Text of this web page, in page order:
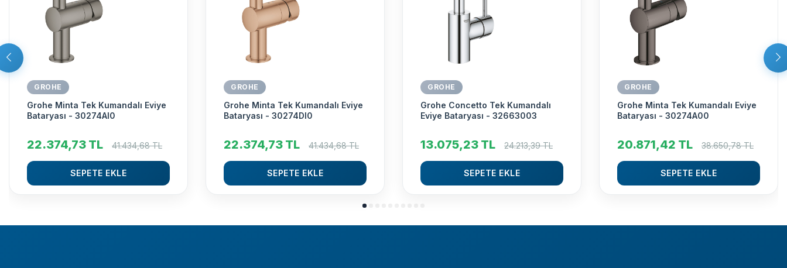
GROHE
Grohe Minta Tek Kumandalı Eviye
Bataryası - 30274Al0
22.374,73 TL 41.434,68TL
SEPETE EKLE
GROHE
Grohe Minta Tek Kumandalı Eviye
Bataryası - 30274Dl0
22.374,73 TL 41.434,68TL
SEPETE EKLE
GROHE
Grohe Concetto Tek Kumandalı
Eviye Bataryası - 32663003
13.075,23 TL 24.213,39TL
SEPETE EKLE
GROHE
Grohe Minta Tek Kumandalı Eviye
Bataryası - 30274A00
20.871,42 TL 38.650,78TL
SEPETE EKLE